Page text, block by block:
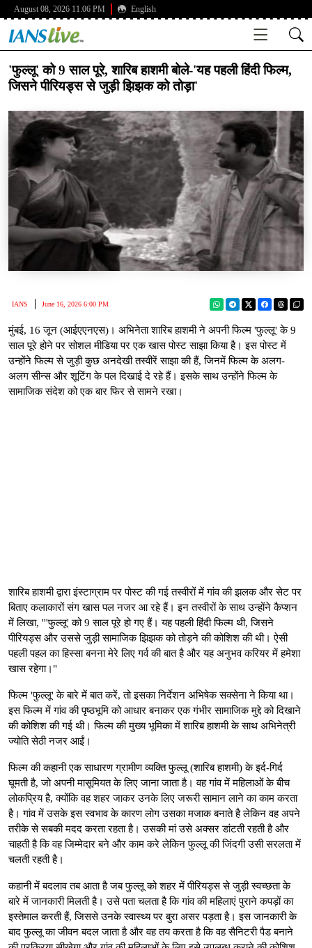
August 08, 2026 11:06 PM English
'फुल्लू' को 9 साल पूरे, शारिब हाशमी बोले-'यह पहली हिंदी फिल्म,
जिसने पीरियड्स से जुड़ी झिझक को तोड़ा'
IANS June 16, 2026 6:00 PM
मुंबई, 16 जून (आईएएनएस)। अभिनेता शारिब हाशमी ने अपनी फिल्म 'फुल्लू' के 9
साल पूरे होने पर सोशल मीडिया पर एक खास पोस्ट साझा किया है। इस पोस्ट में
उन्होंने फिल्म से जुड़ी कुछ अनदेखी तस्वीरें साझा की हैं, जिनमें फिल्म के अलग-
अलग सीन्स और शूटिंग के पल दिखाई दे रहे हैं। इसके साथ उन्होंने फिल्म के
सामाजिक संदेश को एक बार फिर से सामने रखा।
शारिब हाशमी द्वारा इंस्टाग्राम पर पोस्ट की गई तस्वीरों में गांव की झलक और सेट पर
बिताए कलाकारों संग खास पल नजर आ रहे हैं। इन तस्वीरों के साथ उन्होंने कैप्शन
में लिखा, '''फुल्लू' को 9 साल पूरे हो गए हैं। यह पहली हिंदी फिल्म थी, जिसने
पीरियड्स और उससे जुड़ी सामाजिक झिझक को तोड़ने की कोशिश की थी। ऐसी
पहली पहल का हिस्सा बनना मेरे लिए गर्व की बात है और यह अनुभव करियर में हमेशा
खास रहेगा।"
फिल्म 'फुल्लू' के बारे में बात करें, तो इसका निर्देशन अभिषेक सक्सेना ने किया था।
इस फिल्म में गांव की पृष्ठभूमि को आधार बनाकर एक गंभीर सामाजिक मुद्दे को दिखाने
की कोशिश की गई थी। फिल्म की मुख्य भूमिका में शारिब हाशमी के साथ अभिनेत्री
ज्योति सेठी नजर आईं।
फिल्म की कहानी एक साधारण ग्रामीण व्यक्ति फुल्लू (शारिब हाशमी) के इर्द-गिर्द
घूमती है, जो अपनी मासूमियत के लिए जाना जाता है। वह गांव में महिलाओं के बीच
लोकप्रिय है, क्योंकि वह शहर जाकर उनके लिए जरूरी सामान लाने का काम करता
है। गांव में उसके इस स्वभाव के कारण लोग उसका मजाक बनाते है लेकिन वह अपने
तरीके से सबकी मदद करता रहता है। उसकी मां उसे अक्सर डांटती रहती है और
चाहती है कि वह जिम्मेदार बने और काम करे लेकिन फुल्लू की जिंदगी उसी सरलता में
चलती रहती है।
कहानी में बदलाव तब आता है जब फुल्लू को शहर में पीरियड्स से जुड़ी स्वच्छता के
बारे में जानकारी मिलती है। उसे पता चलता है कि गांव की महिलाएं पुराने कपड़ों का
इस्तेमाल करती हैं, जिससे उनके स्वास्थ्य पर बुरा असर पड़ता है। इस जानकारी के
बाद फुल्लू का जीवन बदल जाता है और वह तय करता है कि वह सैनिटरी पैड बनाने